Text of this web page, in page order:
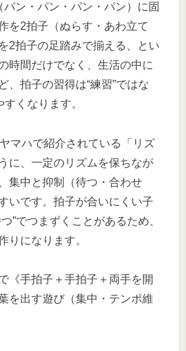
ン・パン・パン・パン）に固
を2拍子（ぬらす・あわ立て
2拍子の足踏みで揃える、とい
時間だけでなく、生活の中に
、拍子の習得は“練習”ではな
すくなります。
マハで紹介されている「リズ
に、一定のリズムを保ちなが
集中と抑制（待つ・合わせ
いです。拍子が合いにくい子
”でつまずくことがあるため、
りになります。
《手拍子＋手拍子＋両手を開
を出す遊び（集中・テンポ維